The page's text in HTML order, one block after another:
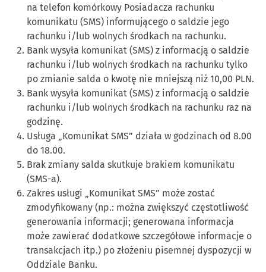
na telefon komórkowy Posiadacza rachunku
komunikatu (SMS) informującego o saldzie jego
rachunku i/lub wolnych środkach na rachunku.
Bank wysyła komunikat (SMS) z informacją o saldzie
rachunku i/lub wolnych środkach na rachunku tylko
po zmianie salda o kwotę nie mniejszą niż 10,00 PLN.
Bank wysyła komunikat (SMS) z informacją o saldzie
rachunku i/lub wolnych środkach na rachunku raz na
godzinę.
Usługa „Komunikat SMS” działa w godzinach od 8.00
do 18.00.
Brak zmiany salda skutkuje brakiem komunikatu
(SMS-a).
Zakres usługi „Komunikat SMS” może zostać
zmodyfikowany (np.: można zwiększyć częstotliwość
generowania informacji; generowana informacja
może zawierać dodatkowe szczegółowe informacje o
transakcjach itp.) po złożeniu pisemnej dyspozycji w
Oddziale Banku.